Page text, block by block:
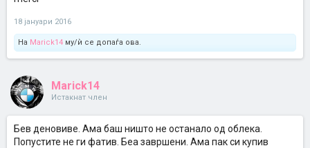
18 јануари 2016
На Marick14 му/ѝ се допаѓа ова.
Marick14
Истакнат член
Бев деновиве. Ама баш ништо не останало од облека.
Попустите не ги фатив. Беа завршени. Ама пак си купив